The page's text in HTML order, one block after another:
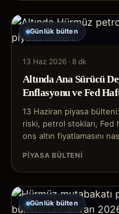
Günlük bülten
13 Haz 2026 · 8 dk
Altında Ana Sürücü
Enflasyonu ve Fed
13 Haziran piyasa
riski, petrol stokları, Fed
ons altın fiyatlamasını
PIYASA BÜLTENI
Günlük bülten